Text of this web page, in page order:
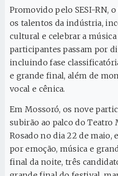
Promovido pelo SESI-RN,
os talentos da indústria,
cultural e celebrar a música
participantes passam por
incluindo fase
e grande final, além de
vocal e cênica.
Em Mossoró, os nove
subirão ao palco do
Rosado no dia 22 de maio,
por emoção, música e
final da noite, três